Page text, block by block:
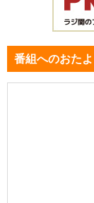
番組へのおたよ